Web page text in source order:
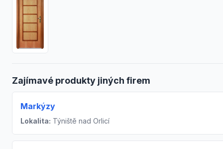
Zajímavé produkty jiných firem
Markýzy
Lokalita: Týniště nad Orlicí